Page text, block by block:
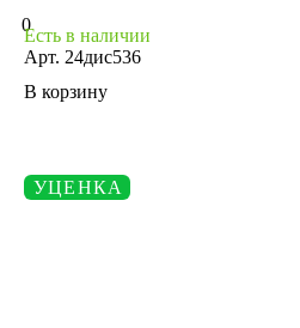
0
Есть в наличии
Арт. 24дис536
В корзину
УЦЕНКА